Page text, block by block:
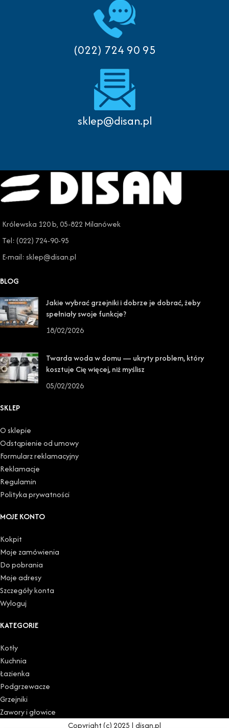
(022) 724 90 95
sklep@disan.pl
Królewska 120 b, 05-822 Milanówek
Tel: (022) 724-90-95
E-mail: sklep@disan.pl
BLOG
Jakie wybrać grzejniki i dobrze je dobrać, żeby
spełniały swoje funkcje?
18/02/2026
Twarda woda w domu — ukryty problem, który
kosztuje Cię więcej, niż myślisz
05/02/2026
SKLEP
O sklepie
Odstąpienie od umowy
Formularz reklamacyjny
Reklamacje
Regulamin
Polityka prywatności
MOJE KONTO
Kokpit
Moje zamówienia
Do pobrania
Moje adresy
Szczegóły konta
Wyloguj
KATEGORIE
Kotły
Kuchnia
Łazienka
Podgrzewacze
Grzejniki
Zawory i głowice
Copyright (c) 2025 | disan.pl